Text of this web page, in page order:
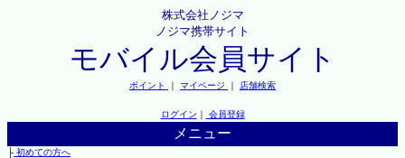
株式会社ノジマ
ノジマ携帯サイト
モバイル会員サイト
ポイント ｜ マイページ ｜ 店舗検索
ログイン ｜ 会員登録
メニュー
├初めての方へ